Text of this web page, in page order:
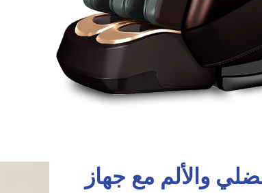
والألم مع جهاز